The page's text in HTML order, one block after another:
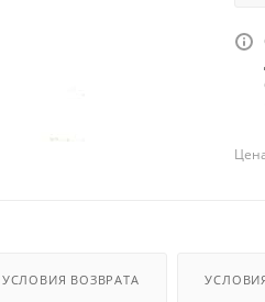
УСЛОВИЯ ВОЗВРАТА